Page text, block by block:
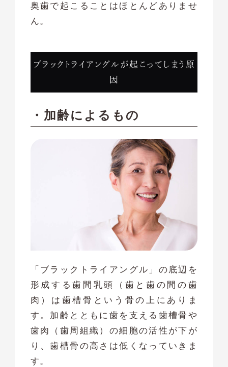
奥歯で起こることはほとんどありませ
ん。
ブラックトライアングルが起こってしまう原
因
・加齢によるもの
「ブラックトライアングル」の底辺を
形成する歯間乳頭（歯と歯の間の歯
肉）は歯槽骨という骨の上にありま
す。加齢とともに歯を支える歯槽骨や
歯肉（歯周組織）の細胞の活性が下が
り、歯槽骨の高さは低くなっていきま
す。